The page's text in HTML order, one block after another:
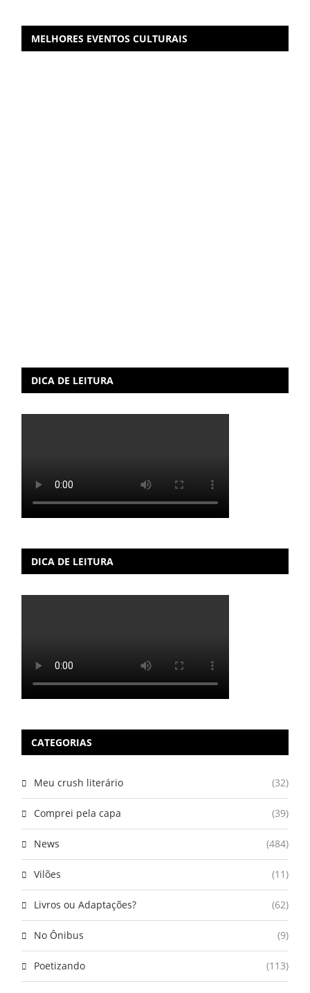
MELHORES EVENTOS CULTURAIS
DICA DE LEITURA
DICA DE LEITURA
CATEGORIAS
Meu crush literário (32)
Comprei pela capa (39)
News (484)
Vilões (11)
Livros ou Adaptações? (62)
No Ônibus (9)
Poetizando (113)